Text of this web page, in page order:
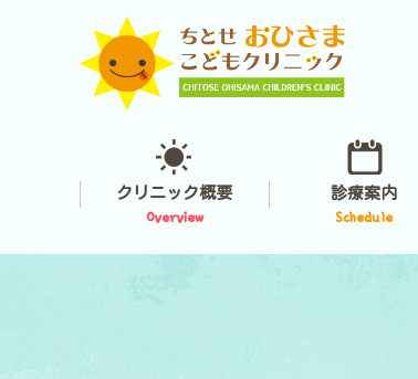
クリニック概要
Overview
診療案内
Schedule